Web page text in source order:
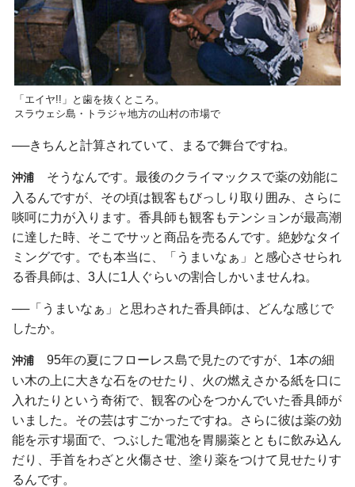
「エイヤ!!」と歯を抜くところ。
スラウェシ島・トラジャ地方の山村の市場で
──きちんと計算されていて、まるで舞台ですね。
沖浦 そうなんです。最後のクライマックスで薬の効能に
入るんですが、その頃は観客もびっしり取り囲み、さらに
啖呵に力が入ります。香具師も観客もテンションが最高潮
に達した時、そこでサッと商品を売るんです。絶妙なタイ
ミングです。でも本当に、「うまいなぁ」と感心させられ
る香具師は、3人に1人ぐらいの割合しかいませんね。
──「うまいなぁ」と思わされた香具師は、どんな感じで
したか。
沖浦 95年の夏にフローレス島で見たのですが、1本の細
い木の上に大きな石をのせたり、火の燃えさかる紙を口に
入れたりという奇術で、観客の心をつかんでいた香具師が
いました。その芸はすごかったですね。さらに彼は薬の効
能を示す場面で、つぶした電池を胃腸薬とともに飲み込ん
だり、手首をわざと火傷させ、塗り薬をつけて見せたりす
るんです。